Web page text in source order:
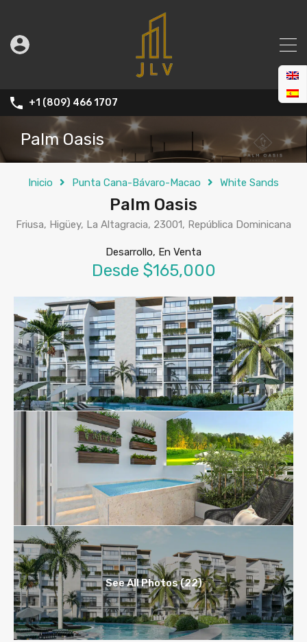
+1 (809) 466 1707
Palm Oasis
Inicio Punta Cana-Bávaro-Macao White Sands
Palm Oasis
Friusa, Higüey, La Altagracia, 23001, República Dominicana
Desarrollo, En Venta
Desde $165,000
See All Photos (22)